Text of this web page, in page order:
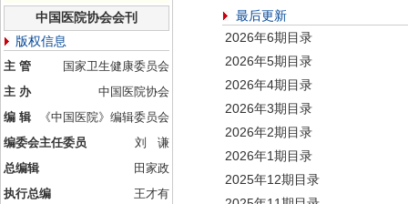
中国医院协会会刊
版权信息
主 管
国家卫生健康委员会
主 办
中国医院协会
编 辑
《中国医院》编辑委员会
编委会主任委员
刘 谦
总编辑
田家政
执行总编
王才有
最后更新
2026年6期目录
2026年5期目录
2026年4期目录
2026年3期目录
2026年2期目录
2026年1期目录
2025年12期目录